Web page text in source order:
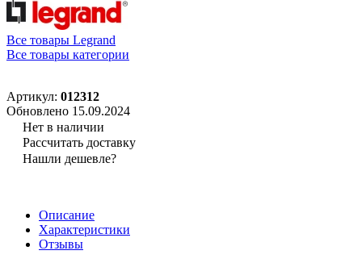
Все товары Legrand
Все товары категории
Артикул: 012312
Обновлено 15.09.2024
Нет в наличии
Рассчитать доставку
Нашли дешевле?
Описание
Характеристики
Отзывы